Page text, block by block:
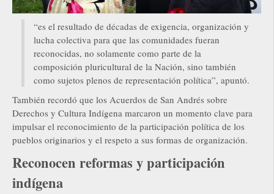
“es el resultado de décadas de exigencia, organización y
lucha colectiva para que las comunidades fueran
reconocidas, no solamente como parte de la
composición pluricultural de la Nación, sino también
como sujetos plenos de representación política”, apuntó.
También recordó que los Acuerdos de San Andrés sobre
Derechos y Cultura Indígena marcaron un momento clave para
impulsar el reconocimiento de la participación política de los
pueblos originarios y el respeto a sus formas de organización.
Reconocen reformas y participación
indígena